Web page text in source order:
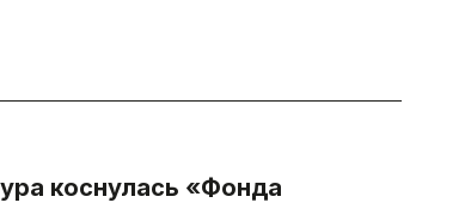
коснулась «Фонда